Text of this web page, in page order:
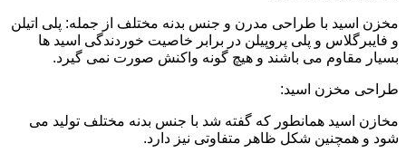
مخزن اسید با طراحی مدرن و جنس بدنه مختلف از جمله: پلی اتیلن
و فایبرگلاس و پلی پروپیلن در برابر خاصیت خوردندگی اسید ها
بسیار مقاوم می باشند و هیچ گونه واکنش صورت نمی گیرد.
طراحی مخزن اسید:
مخازن اسید همانطور که گفته شد با جنس بدنه مختلف تولید می
شود و همچنین شکل ظاهر متفاوتی نیز دارد.